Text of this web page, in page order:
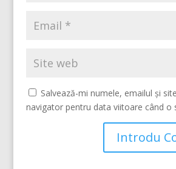
Salvează-mi numele, emailul și
navigator pentru data viitoare când o